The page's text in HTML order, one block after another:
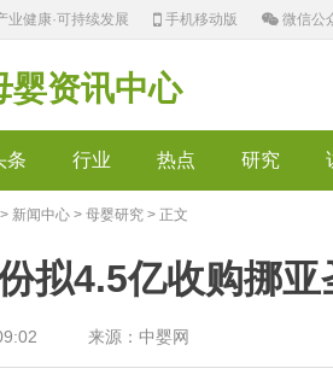
业健康·可持续发展 手机移动版 微信公
婴资讯中心
条 行业 热点 研究
> 新闻中心 > 母婴研究 > 正文
拟4.5亿收购挪亚
09:02 来源：中婴网